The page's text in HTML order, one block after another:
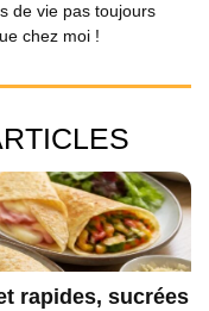
de vie pas toujours
chez moi !
rapides, sucrées